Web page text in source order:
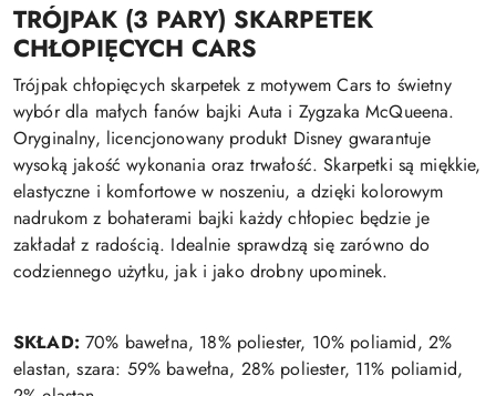
TRÓJPAK (3 PARY) SKARPETEK
CHŁOPIĘCYCH CARS
Trójpak chłopięcych skarpetek z motywem Cars to świetny
wybór dla małych fanów bajki Auta i Zygzaka McQueena.
Oryginalny, licencjonowany produkt Disney gwarantuje
wysoką jakość wykonania oraz trwałość. Skarpetki są miękkie,
elastyczne i komfortowe w noszeniu, a dzięki kolorowym
nadrukom z bohaterami bajki każdy chłopiec będzie je
zakładał z radością. Idealnie sprawdzą się zarówno do
codziennego użytku, jak i jako drobny upominek.
SKŁAD: 70% bawełna, 18% poliester, 10% poliamid, 2%
elastan, szara: 59% bawełna, 28% poliester, 11% poliamid,